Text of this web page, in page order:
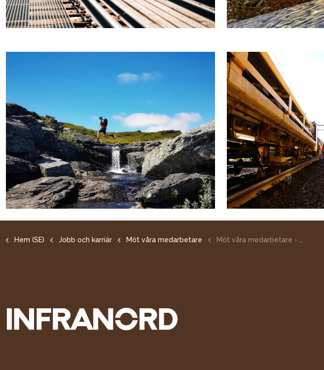
Hem (SE) Jobb och karriär Möt våra medarbetare Möt våra medarbetare - Christoffer Wastegård